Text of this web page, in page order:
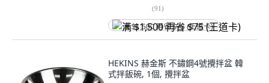
(91)
满 $1,500 再省 $75 (王道卡)
HEKINS 赫金斯 不鏽鋼4號攪拌盆 韓
式拌飯碗, 1個, 攪拌盆